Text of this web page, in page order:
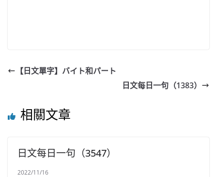
【日文單字】バイト和パート
日文每日一句（1383）
相關文章
日文每日一句（3547）
2022/11/16